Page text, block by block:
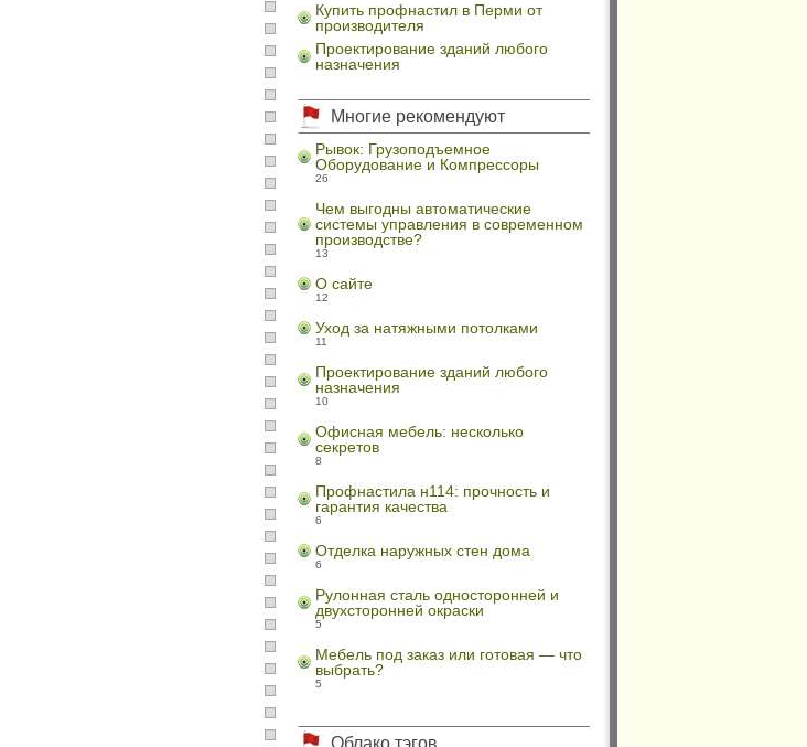
Купить профнастил в Перми от
производителя
Проектирование зданий любого
назначения
Многие рекомендуют
Рывок: Грузоподъемное
Оборудование и Компрессоры
26
Чем выгодны автоматические
системы управления в современном
производстве?
13
О сайте
12
Уход за натяжными потолками
11
Проектирование зданий любого
назначения
10
Офисная мебель: несколько
секретов
8
Профнастила н114: прочность и
гарантия качества
6
Отделка наружных стен дома
6
Рулонная сталь односторонней и
двухсторонней окраски
5
Мебель под заказ или готовая — что
выбрать?
5
Облако тэгов